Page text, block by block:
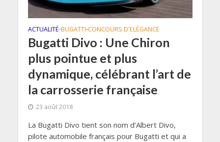
ACTUALITÉ•BUGATTI•CONCOURS D'ELÉGANCE
Bugatti Divo : Une Chiron
plus pointue et plus
dynamique, célébrant l’art de
la carrosserie française
23 août 2018
La Bugatti Divo tient son nom d’Albert Divo,
pilote automobile français pour Bugatti et qui a